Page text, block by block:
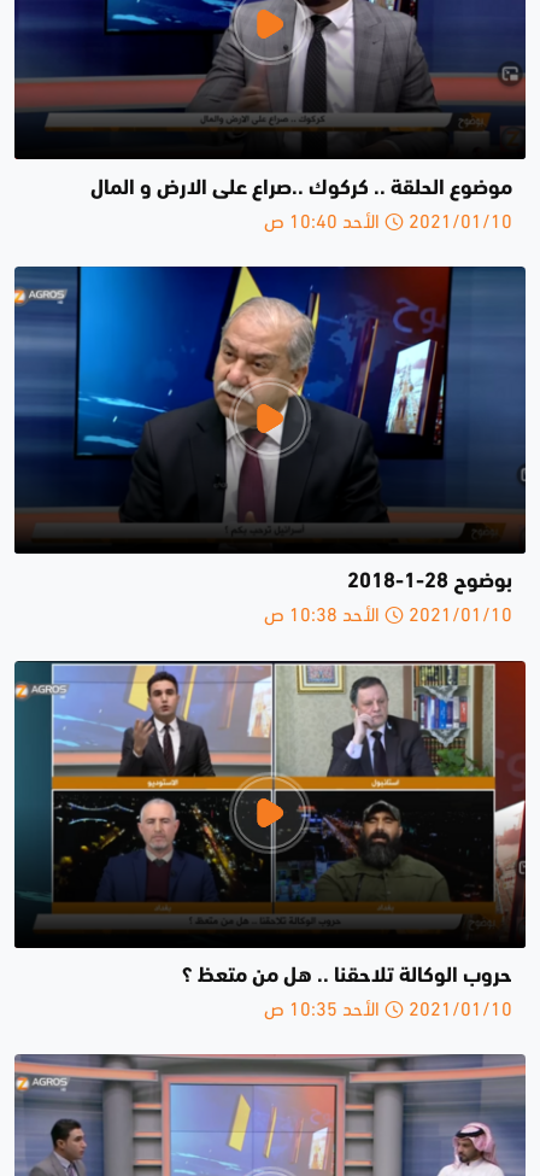
موضوع الحلقة .. كركوك ..صراع على الارض و المال
2021/01/10 الأحد 10:40 ص
بوضوح 28-1-2018
2021/01/10 الأحد 10:38 ص
حروب الوكالة تلاحقنا .. هل من متعظ ؟
2021/01/10 الأحد 10:35 ص